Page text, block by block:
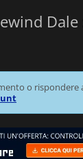
Dale
o rispondere